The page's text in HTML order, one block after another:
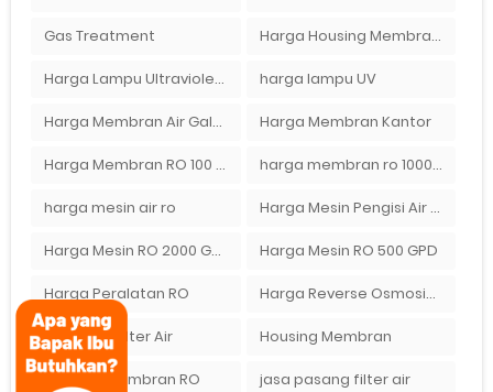
Gas Treatment Harga Housing Membran RO 2000 GPD
Harga Lampu Ultraviolet Depot Air Isi Ulang harga lampu UV
Harga Membran Air Galon Harga Membran Kantor
Harga Membran RO 100 gpd harga membran ro 1000 gpd
harga mesin air ro Harga Mesin Pengisi Air Galon
Harga Mesin RO 2000 GPD Harga Mesin RO 500 GPD
Harga Peralatan RO Harga Reverse Osmosis di Semarang
Harga UV Filter Air Housing Membran
Housing Membran RO jasa pasang filter air